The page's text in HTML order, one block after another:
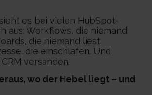
es bei vielen HubSpot-
aus: Workflows, die niemand
die niemand liest.
die einschlafen. Und
versanden.
wo der Hebel liegt – und